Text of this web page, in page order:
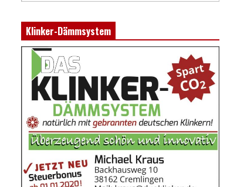
Klinker-Dämmsystem